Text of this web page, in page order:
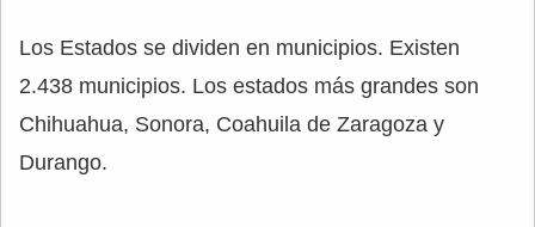
Los Estados se dividen en municipios. Existen
2.438 municipios. Los estados más grandes son
Chihuahua, Sonora, Coahuila de Zaragoza y
Durango.